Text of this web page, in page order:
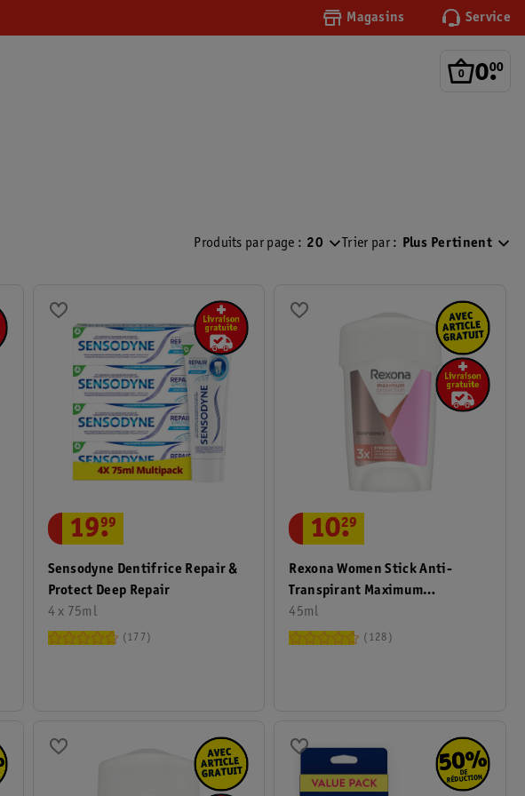
Magasins Service
0.
00
Produits par page : 20 Trier par : Plus Pertinent
Sensodyne Dentifrice Repair &
Protect Deep Repair
4 x 75ml
19.
99
177
Rexona Women Stick Anti-
Transpirant Maximum
Protection Confidence
45ml
10.
29
128